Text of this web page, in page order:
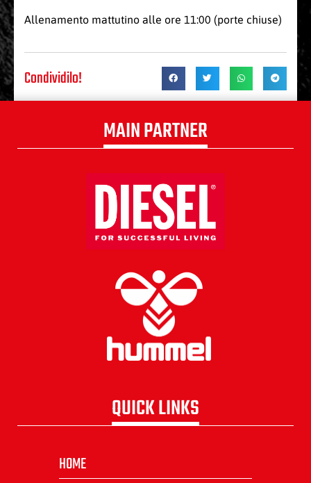
Allenamento mattutino alle ore 11:00 (porte chiuse)
Condividilo!
MAIN PARTNER
QUICK LINKS
HOME